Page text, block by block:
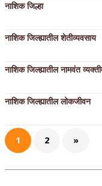
नाशिक जिल्हा
नाशिक जिल्ह्यातील शेतीव्यवसाय
नाशिक जिल्ह्यातील नामवंत
नाशिक जिल्ह्यातील लोकजीवन
1 2 »